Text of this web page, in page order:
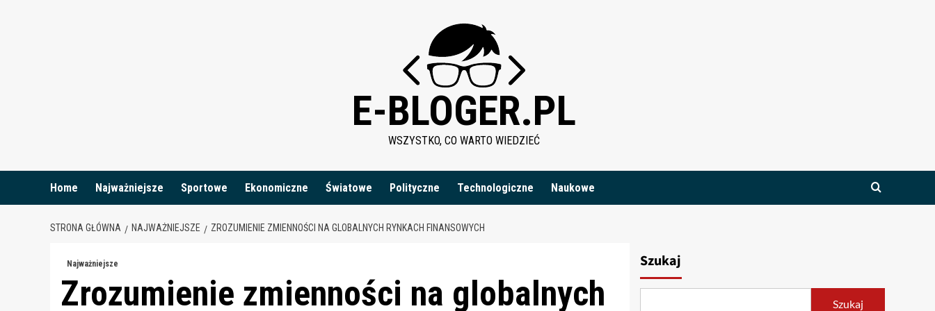
E-BLOGER.PL
WSZYSTKO, CO WARTO WIEDZIEĆ
Home Najważniejsze Sportowe Ekonomiczne Światowe Polityczne Technologiczne Naukowe
STRONA GŁÓWNA NAJWAŻNIEJSZE ZROZUMIENIE ZMIENNOŚCI NA GLOBALNYCH RYNKACH FINANSOWYCH
Najważniejsze
Zrozumienie zmienności na globalnych
Szukaj
Szukaj